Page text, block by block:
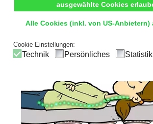
ausgewählte Cookies
Alle Cookies (inkl. von US-Anbietern)
Cookie Einstellungen:
Technik Persönliches Statistik
Relax TV Spot